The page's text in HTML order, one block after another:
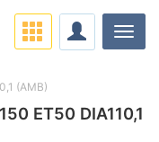
ET50 DIA110,1
(AMB)